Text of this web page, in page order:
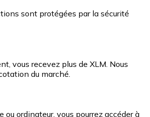
sont protégées par la sécurité
vous recevez plus de XLM. Nous
du marché.
ou ordinateur, vous pourrez accéder à